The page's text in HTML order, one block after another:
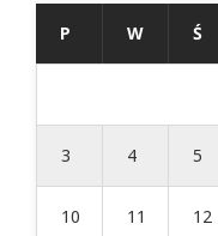
P W Ś
3 4 5
10 11 12